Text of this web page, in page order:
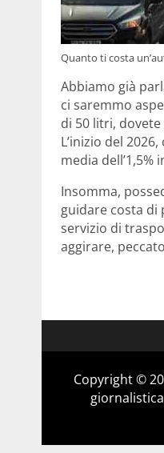
Quanto ti costa
Abbiamo già
ci saremmo
di 50 litri,
L’inizio del
media
Insomma,
guidare costa di
servizio di
aggirare,
Copyright ©